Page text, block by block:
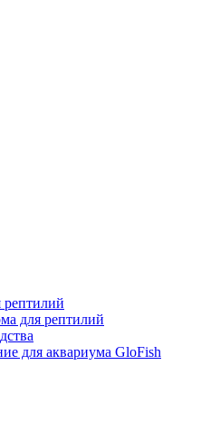
рептилий
для рептилий
для аквариума GloFish